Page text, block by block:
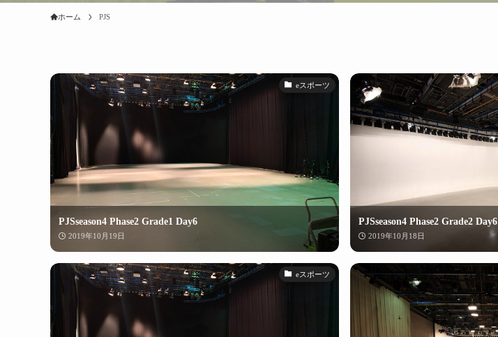
ホーム PJS
eスポーツ
PJSseason4 Phase2 Grade1 Day6
2019年10月19日
PJSseason4 Phase2 Grade2 Day6
2019年10月18日
eスポーツ